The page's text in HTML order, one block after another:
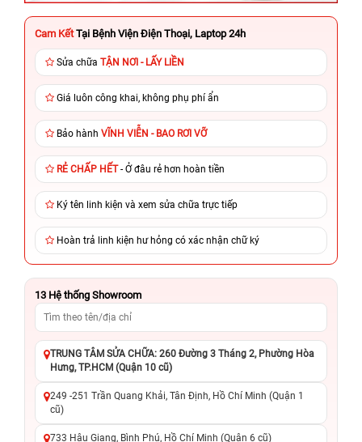
Cam Kết Tại Bệnh Viện Điện Thoại, Laptop 24h
Sửa chữa TẬN NƠI - LẤY LIỀN
Giá luôn công khai, không phụ phí ẩn
Bảo hành VĨNH VIỄN - BAO RƠI VỠ
RẺ CHẤP HẾT- Ở đâu rẻ hơn hoàn tiền
Ký tên linh kiện và xem sửa chữa trực tiếp
Hoàn trả linh kiện hư hỏng có xác nhận chữ ký
13 Hệ thống Showroom
TRUNG TÂM SỬA CHỮA: 260 Đường 3 Tháng 2, Phường Hòa
Hưng, TP.HCM (Quận 10 cũ)
249 -251 Trần Quang Khải, Tân Định, Hồ Chí Minh (Quận 1
cũ)
733 Hậu Giang, Bình Phú, Hồ Chí Minh (Quận 6 cũ)